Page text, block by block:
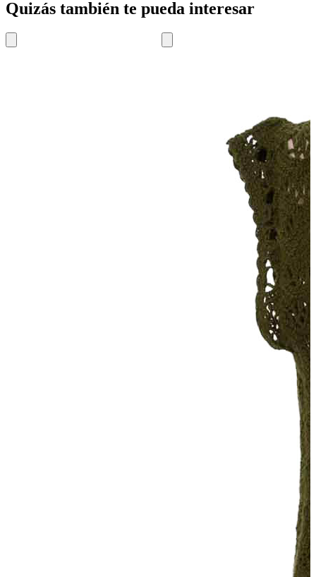
Quizás también te pueda interesar